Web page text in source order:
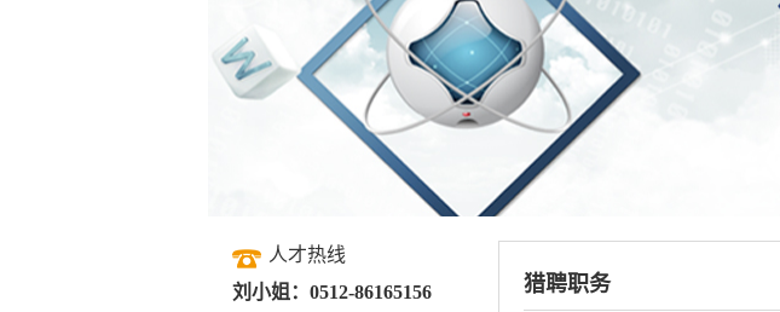
人才热线
刘小姐：0512-86165156
猎聘职务